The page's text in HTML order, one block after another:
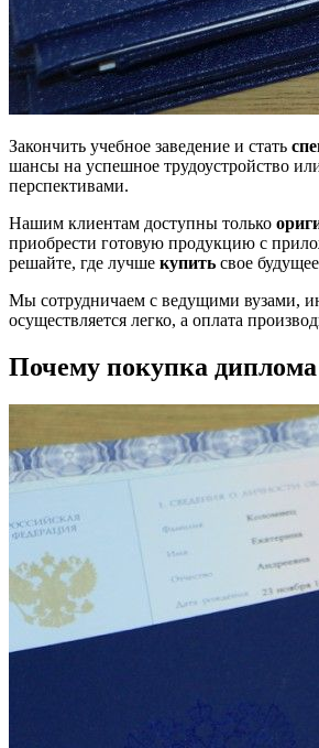
Закончить учебное заведение и стать
шансы на успешное трудоустройство
перспективами.
Нашим клиентам доступны только
приобрести готовую продукцию с
решайте, где лучше купить свое
Мы сотрудничаем с ведущими вузами,
осуществляется легко, а оплата
Почему покупка